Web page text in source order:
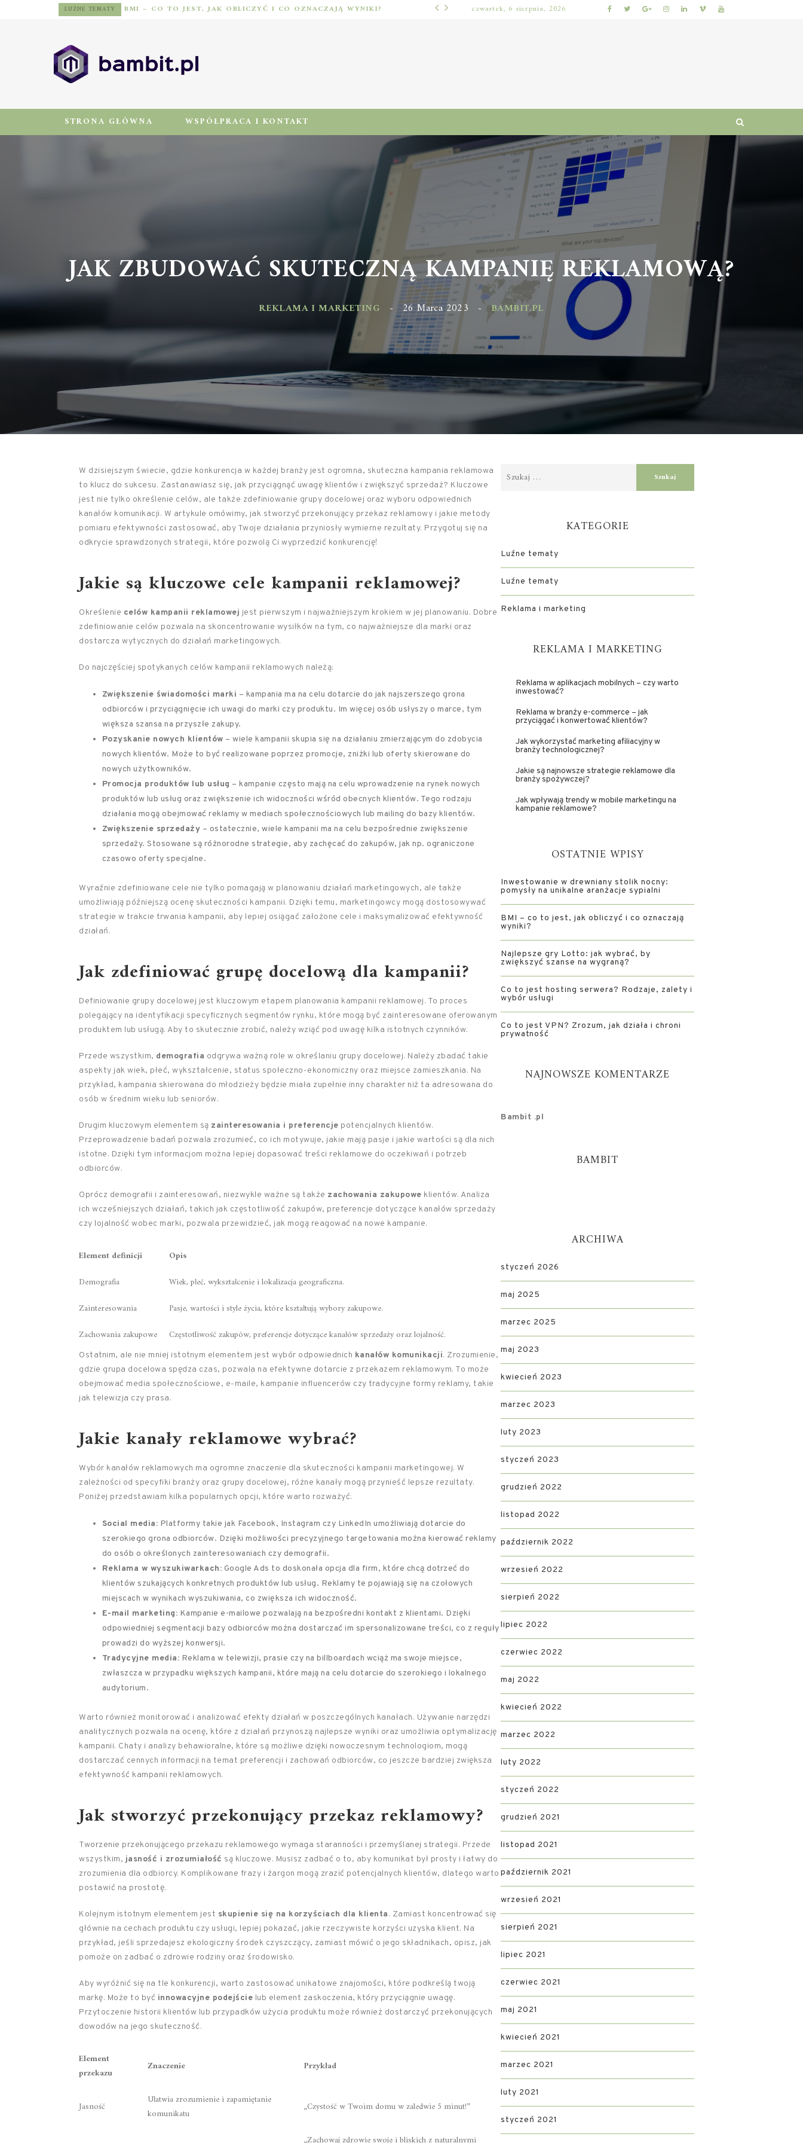
LUŹNE TEMATY BMI – CO TO JEST, JAK OBLICZYĆ I CO OZNACZAJĄ WYNIKI? LUŹNE TEMATY
czwartek, 6 sierpnia, 2026
STRONA GŁÓWNA WSPÓŁPRACA I KONTAKT
JAK ZBUDOWAĆ SKUTECZNĄ KAMPANIĘ REKLAMOWĄ?
REKLAMA I MARKETING 26 Marca 2023 BAMBIT.PL
W dzisiejszym świecie, gdzie konkurencja w każdej branży jest ogromna, skuteczna kampania reklamowa
to klucz do sukcesu. Zastanawiasz się, jak przyciągnąć uwagę klientów i zwiększyć sprzedaż? Kluczowe
jest nie tylko określenie celów, ale także zdefiniowanie grupy docelowej oraz wyboru odpowiednich
kanałów komunikacji. W artykule omówimy, jak stworzyć przekonujący przekaz reklamowy i jakie metody
pomiaru efektywności zastosować, aby Twoje działania przyniosły wymierne rezultaty. Przygotuj się na
odkrycie sprawdzonych strategii, które pozwolą Ci wyprzedzić konkurencję!
Jakie są kluczowe cele kampanii reklamowej?
Określenie celów kampanii reklamowej jest pierwszym i najważniejszym krokiem w jej planowaniu. Dobre
zdefiniowanie celów pozwala na skoncentrowanie wysiłków na tym, co najważniejsze dla marki oraz
dostarcza wytycznych do działań marketingowych.
Do najczęściej spotykanych celów kampanii reklamowych należą:
Zwiększenie świadomości marki – kampania ma na celu dotarcie do jak najszerszego grona
odbiorców i przyciągnięcie ich uwagi do marki czy produktu. Im więcej osób usłyszy o marce, tym
większa szansa na przyszłe zakupy.
Pozyskanie nowych klientów – wiele kampanii skupia się na działaniu zmierzającym do zdobycia
nowych klientów. Może to być realizowane poprzez promocje, zniżki lub oferty skierowane do
nowych użytkowników.
Promocja produktów lub usług – kampanie często mają na celu wprowadzenie na rynek nowych
produktów lub usług oraz zwiększenie ich widoczności wśród obecnych klientów. Tego rodzaju
działania mogą obejmować reklamy w mediach społecznościowych lub mailing do bazy klientów.
Zwiększenie sprzedaży – ostatecznie, wiele kampanii ma na celu bezpośrednie zwiększenie
sprzedaży. Stosowane są różnorodne strategie, aby zachęcać do zakupów, jak np. ograniczone
czasowo oferty specjalne.
Wyraźnie zdefiniowane cele nie tylko pomagają w planowaniu działań marketingowych, ale także
umożliwiają późniejszą ocenę skuteczności kampanii. Dzięki temu, marketingowcy mogą dostosowywać
strategie w trakcie trwania kampanii, aby lepiej osiągać założone cele i maksymalizować efektywność
działań.
Jak zdefiniować grupę docelową dla kampanii?
Definiowanie grupy docelowej jest kluczowym etapem planowania kampanii reklamowej. To proces
polegający na identyfikacji specyficznych segmentów rynku, które mogą być zainteresowane oferowanym
produktem lub usługą. Aby to skutecznie zrobić, należy wziąć pod uwagę kilka istotnych czynników.
Przede wszystkim, demografia odgrywa ważną role w określaniu grupy docelowej. Należy zbadać takie
aspekty jak wiek, płeć, wykształcenie, status społeczno-ekonomiczny oraz miejsce zamieszkania. Na
przykład, kampania skierowana do młodzieży będzie miała zupełnie inny charakter niż ta adresowana do
osób w średnim wieku lub seniorów.
Drugim kluczowym elementem są zainteresowania i preferencje potencjalnych klientów.
Przeprowadzenie badań pozwala zrozumieć, co ich motywuje, jakie mają pasje i jakie wartości są dla nich
istotne. Dzięki tym informacjom można lepiej dopasować treści reklamowe do oczekiwań i potrzeb
odbiorców.
Oprócz demografii i zainteresowań, niezwykle ważne są także zachowania zakupowe klientów. Analiza
ich wcześniejszych działań, takich jak częstotliwość zakupów, preferencje dotyczące kanałów sprzedaży
czy lojalność wobec marki, pozwala przewidzieć, jak mogą reagować na nowe kampanie.
Element definicji
Opis
Demografia
Wiek, płeć, wykształcenie i lokalizacja geograficzna.
Zainteresowania
Pasje, wartości i style życia, które kształtują wybory zakupowe.
Zachowania zakupowe
Częstotliwość zakupów, preferencje dotyczące kanałów sprzedaży oraz lojalność.
Ostatnim, ale nie mniej istotnym elementem jest wybór odpowiednich kanałów komunikacji. Zrozumienie,
gdzie grupa docelowa spędza czas, pozwala na efektywne dotarcie z przekazem reklamowym. To może
obejmować media społecznościowe, e-maile, kampanie influencerów czy tradycyjne formy reklamy, takie
jak telewizja czy prasa.
Jakie kanały reklamowe wybrać?
Wybór kanałów reklamowych ma ogromne znaczenie dla skuteczności kampanii marketingowej. W
zależności od specyfiki branży oraz grupy docelowej, różne kanały mogą przynieść lepsze rezultaty.
Poniżej przedstawiam kilka popularnych opcji, które warto rozważyć:
Social media: Platformy takie jak Facebook, Instagram czy LinkedIn umożliwiają dotarcie do
szerokiego grona odbiorców. Dzięki możliwości precyzyjnego targetowania można kierować reklamy
do osób o określonych zainteresowaniach czy demografii.
Reklama w wyszukiwarkach: Google Ads to doskonała opcja dla firm, które chcą dotrzeć do
klientów szukających konkretnych produktów lub usług. Reklamy te pojawiają się na czołowych
miejscach w wynikach wyszukiwania, co zwiększa ich widoczność.
E-mail marketing: Kampanie e-mailowe pozwalają na bezpośredni kontakt z klientami. Dzięki
odpowiedniej segmentacji bazy odbiorców można dostarczać im spersonalizowane treści, co z reguły
prowadzi do wyższej konwersji.
Tradycyjne media: Reklama w telewizji, prasie czy na billboardach wciąż ma swoje miejsce,
zwłaszcza w przypadku większych kampanii, które mają na celu dotarcie do szerokiego i lokalnego
audytorium.
Warto również monitorować i analizować efekty działań w poszczególnych kanałach. Używanie narzędzi
analitycznych pozwala na ocenę, które z działań przynoszą najlepsze wyniki oraz umożliwia optymalizację
kampanii. Chaty i analizy behawioralne, które są możliwe dzięki nowoczesnym technologiom, mogą
dostarczać cennych informacji na temat preferencji i zachowań odbiorców, co jeszcze bardziej zwiększa
efektywność kampanii reklamowych.
Jak stworzyć przekonujący przekaz reklamowy?
Tworzenie przekonującego przekazu reklamowego wymaga staranności i przemyślanej strategii. Przede
wszystkim, jasność i zrozumiałość są kluczowe. Musisz zadbać o to, aby komunikat był prosty i łatwy do
zrozumienia dla odbiorcy. Komplikowane frazy i żargon mogą zrazić potencjalnych klientów, dlatego warto
postawić na prostotę.
Kolejnym istotnym elementem jest skupienie się na korzyściach dla klienta. Zamiast koncentrować się
głównie na cechach produktu czy usługi, lepiej pokazać, jakie rzeczywiste korzyści uzyska klient. Na
przykład, jeśli sprzedajesz ekologiczny środek czyszczący, zamiast mówić o jego składnikach, opisz, jak
pomoże on zadbać o zdrowie rodziny oraz środowisko.
Aby wyróżnić się na tle konkurencji, warto zastosować unikatowe znajomości, które podkreślą twoją
markę. Może to być innowacyjne podejście lub element zaskoczenia, który przyciągnie uwagę.
Przytoczenie historii klientów lub przypadków użycia produktu może również dostarczyć przekonujących
dowodów na jego skuteczność.
Element
przekazu
Znaczenie Przykład
Jasność
Ułatwia zrozumienie i zapamiętanie
komunikatu
„Czystość w Twoim domu w zaledwie 5 minut!”
KATEGORIE
Luźne tematy
Luźne tematy
Reklama i marketing
REKLAMA I MARKETING
Reklama w aplikacjach mobilnych – czy warto
inwestować?
Reklama w branży e-commerce – jak
przyciągać i konwertować klientów?
Jak wykorzystać marketing afiliacyjny w
branży technologicznej?
Jakie są najnowsze strategie reklamowe dla
branży spożywczej?
Jak wpływają trendy w mobile marketingu na
kampanie reklamowe?
OSTATNIE WPISY
Inwestowanie w drewniany stolik nocny:
pomysły na unikalne aranżacje sypialni
BMI – co to jest, jak obliczyć i co oznaczają
wyniki?
Najlepsze gry Lotto: jak wybrać, by
zwiększyć szanse na wygraną?
Co to jest hosting serwera? Rodzaje, zalety i
wybór usługi
Co to jest VPN? Zrozum, jak działa i chroni
prywatność
NAJNOWSZE KOMENTARZE
Bambit .pl
BAMBIT
ARCHIWA
styczeń 2026
maj 2025
marzec 2025
maj 2023
kwiecień 2023
marzec 2023
luty 2023
styczeń 2023
grudzień 2022
listopad 2022
październik 2022
wrzesień 2022
sierpień 2022
lipiec 2022
czerwiec 2022
maj 2022
kwiecień 2022
marzec 2022
luty 2022
styczeń 2022
grudzień 2021
listopad 2021
październik 2021
wrzesień 2021
sierpień 2021
lipiec 2021
czerwiec 2021
maj 2021
kwiecień 2021
marzec 2021
luty 2021
styczeń 2021